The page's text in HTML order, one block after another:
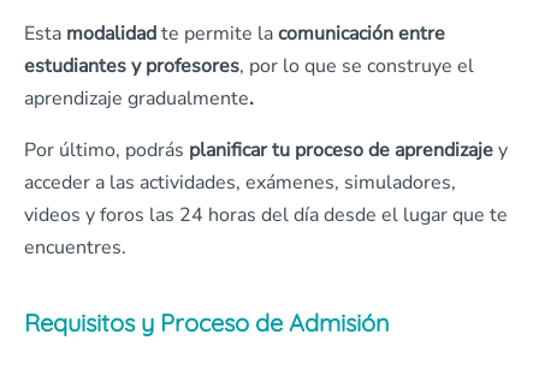
Esta modalidadte permite lacomunicación entre
estudiantes y profesores, por lo que se construye el
aprendizaje gradualmente.
Por último, podrás planificar tu proceso de aprendizajey
acceder a las actividades, exámenes, simuladores,
videos y foros las 24 horas del día desde el lugar que te
encuentres.
Requisitos y Proceso de Admisión